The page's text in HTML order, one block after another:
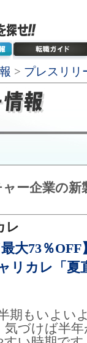
> プレスリリ
ー企業の新
レ
最大73％
リカレ「夏
期もいよい
づけば半